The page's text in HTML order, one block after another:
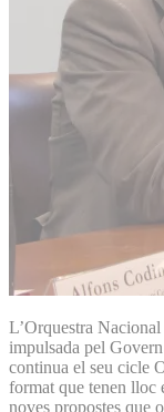
L’Orquestra
impulsada pel
continua el seu cicle
format que tenen lloc
noves propostes que